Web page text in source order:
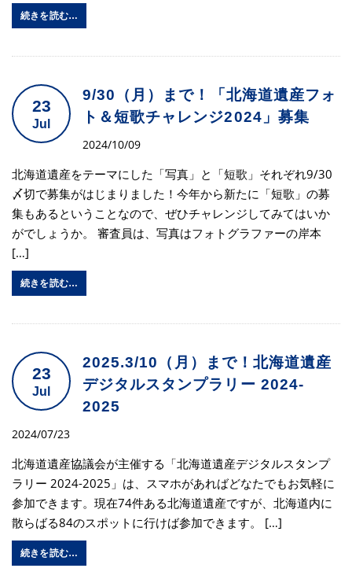
続きを読む…
23
Jul
9/30（月）まで！「北海道遺産フォ
ト＆短歌チャレンジ2024」募集
2024/10/09
北海道遺産をテーマにした「写真」と「短歌」それぞれ9/30
〆切で募集がはじまりました！今年から新たに「短歌」の募
集もあるということなので、ぜひチャレンジしてみてはいか
がでしょうか。 審査員は、写真はフォトグラファーの岸本
[…]
続きを読む…
23
Jul
2025.3/10（月）まで！北海道遺産
デジタルスタンプラリー 2024-
2025
2024/07/23
北海道遺産協議会が主催する「北海道遺産デジタルスタンプ
ラリー 2024-2025」は、スマホがあればどなたでもお気軽に
参加できます。現在74件ある北海道遺産ですが、北海道内に
散らばる84のスポットに行けば参加できます。 […]
続きを読む…